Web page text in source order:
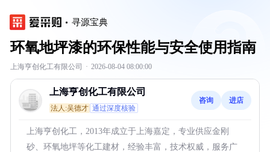
寻源宝典
环氧地坪漆的环保性能与安全使用指南
上海亨创化工有限公司 · 2026-08-04 08:00:00
上海亨创化工有限公司
法人:吴德才 通过深度核验
咨询 进店
上海亨创化工，2013年成立于上海嘉定，专业供应金刚
砂、环氧地坪等化工建材，经验丰富，技术权威，服务广